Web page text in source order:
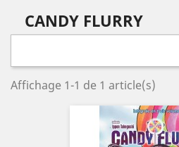
CANDY FLURRY
Affichage 1-1 de 1 article(s)